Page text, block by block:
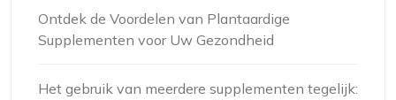
Ontdek de Voordelen van Plantaardige
Supplementen voor Uw Gezondheid
Het gebruik van meerdere supplementen tegelijk: